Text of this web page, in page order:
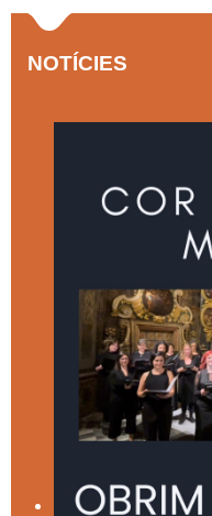
NOTÍCIES